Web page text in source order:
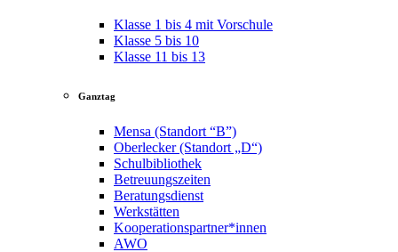
Klasse 1 bis 4 mit Vorschule
Klasse 5 bis 10
Klasse 11 bis 13
Ganztag
Mensa (Standort “B”)
Oberlecker (Standort „D“)
Schulbibliothek
Betreuungszeiten
Beratungsdienst
Werkstätten
Kooperationspartner*innen
AWO